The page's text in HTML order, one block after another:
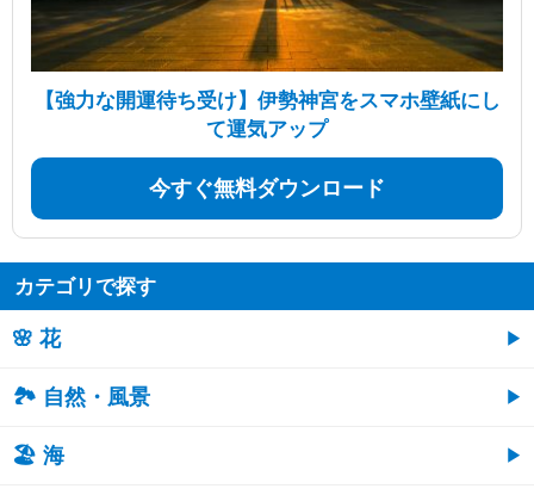
【強力な開運待ち受け】伊勢神宮をスマホ壁紙にし
て運気アップ
今すぐ無料ダウンロード
カテゴリで探す
🌸 花
🏞️ 自然・風景
🏖 海